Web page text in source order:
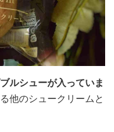
ルシューが入っていま
他のシュークリームと